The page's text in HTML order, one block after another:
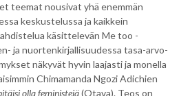
teemat nousivat yhä enemmän
keskustelussa ja kaikkein
käsittelevän Me too -
ja nuortenkirjallisuudessa tasa-arvo-
näkyvät hyvin laajasti ja monella
Chimamanda Ngozi Adichien
olla feministejä(Otava). Teos on